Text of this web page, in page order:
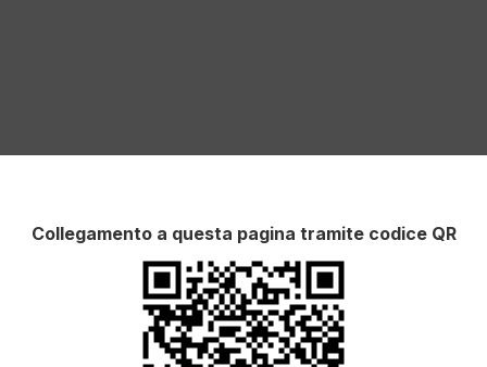
Collegamento a questa pagina tramite codice QR